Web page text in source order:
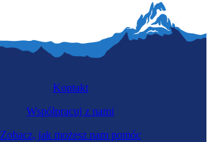
Kontakt
Współpracuj z nami
Zobacz, jak możesz nam pomóc